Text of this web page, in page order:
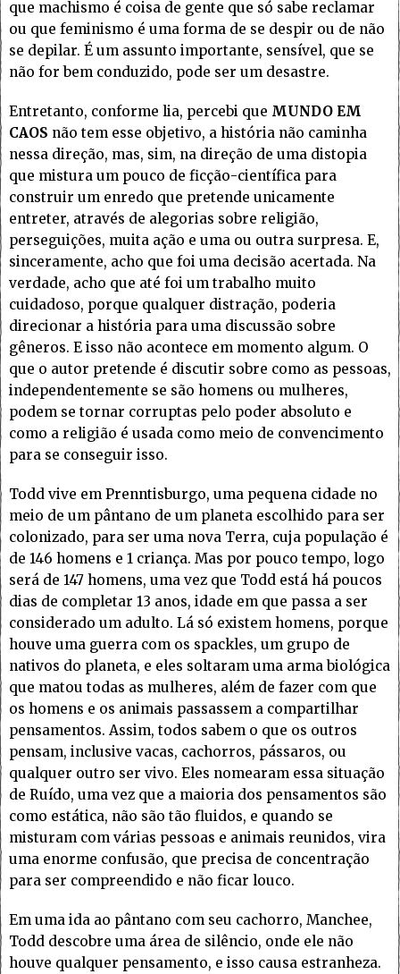
que machismo é coisa de gente que só sabe reclamar
ou que feminismo é uma forma de se despir ou de não
se depilar. É um assunto importante, sensível, que se
não for bem conduzido, pode ser um desastre.
Entretanto, conforme lia, percebi que MUNDO EM
CAOS não tem esse objetivo, a história não caminha
nessa direção, mas, sim, na direção de uma distopia
que mistura um pouco de ficção-científica para
construir um enredo que pretende unicamente
entreter, através de alegorias sobre religião,
perseguições, muita ação e uma ou outra surpresa. E,
sinceramente, acho que foi uma decisão acertada. Na
verdade, acho que até foi um trabalho muito
cuidadoso, porque qualquer distração, poderia
direcionar a história para uma discussão sobre
gêneros. E isso não acontece em momento algum. O
que o autor pretende é discutir sobre como as pessoas,
independentemente se são homens ou mulheres,
podem se tornar corruptas pelo poder absoluto e
como a religião é usada como meio de convencimento
para se conseguir isso.
Todd vive em Prenntisburgo, uma pequena cidade no
meio de um pântano de um planeta escolhido para ser
colonizado, para ser uma nova Terra, cuja população é
de 146 homens e 1 criança. Mas por pouco tempo, logo
será de 147 homens, uma vez que Todd está há poucos
dias de completar 13 anos, idade em que passa a ser
considerado um adulto. Lá só existem homens, porque
houve uma guerra com os spackles, um grupo de
nativos do planeta, e eles soltaram uma arma biológica
que matou todas as mulheres, além de fazer com que
os homens e os animais passassem a compartilhar
pensamentos. Assim, todos sabem o que os outros
pensam, inclusive vacas, cachorros, pássaros, ou
qualquer outro ser vivo. Eles nomearam essa situação
de Ruído, uma vez que a maioria dos pensamentos são
como estática, não são tão fluidos, e quando se
misturam com várias pessoas e animais reunidos, vira
uma enorme confusão, que precisa de concentração
para ser compreendido e não ficar louco.
Em uma ida ao pântano com seu cachorro, Manchee,
Todd descobre uma área de silêncio, onde ele não
houve qualquer pensamento, e isso causa estranheza.